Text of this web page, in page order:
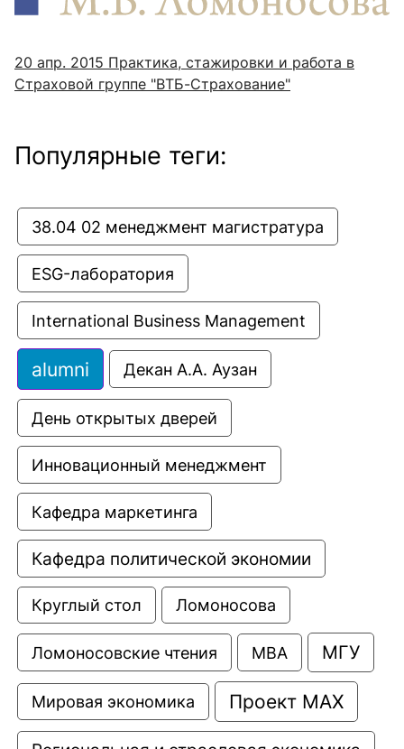
20 апр. 2015 Практика, стажировки и работа в
Страховой группе "ВТБ-Страхование"
Популярные теги:
38.04 02 менеджмент магистратура
ESG-лаборатория
International Business Management
alumni Декан А.А. Аузан
День открытых дверей
Инновационный менеджмент
Кафедра маркетинга
Кафедра политической экономии
Круглый стол Ломоносова
Ломоносовские чтения МВА МГУ
Мировая экономика Проект МАХ